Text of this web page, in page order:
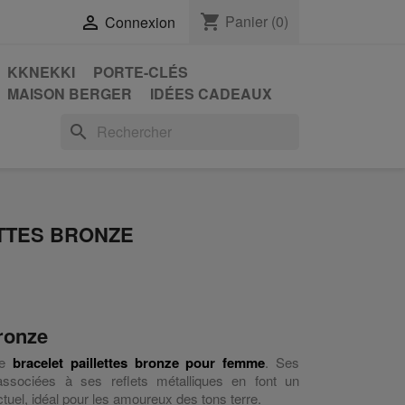
 Connexion shopping_cart Panier (0)
KKNEKKI
PORTE-CLÉS
MAISON BERGER IDÉES CADEAUX
search
BRONZE
bracelet paillettes bronze pour femme. Ses
à ses reflets métalliques en font un
idéal pour les amoureux des tons terre.